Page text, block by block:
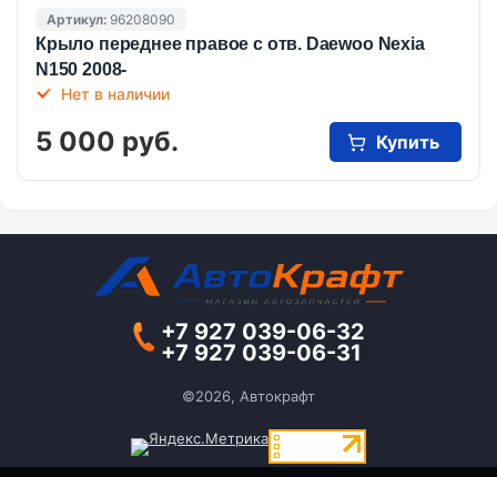
Артикул: 96208090
Крыло переднее правое с отв. Daewoo Nexia
N150 2008-
Нет в наличии
5 000 руб. Купить
+7 927 039-06-32
+7 927 039-06-31
©2026, Автокрафт